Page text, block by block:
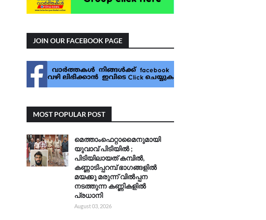
JOIN OUR FACEBOOK PAGE
MOST POPULAR POST
മെത്താംഫെറ്റാമൈനുമായി
യുവാവ് പിടിയിൽ ;
പിടിയിലായത് കമ്പിൽ,
കണ്ണാടിപ്പറമ്പ് ഭാഗങ്ങളിൽ
മയക്കു മരുന്ന് വിൽപ്പന
നടത്തുന്ന കണ്ണികളിൽ
പ്രധാനി
August 03, 2026